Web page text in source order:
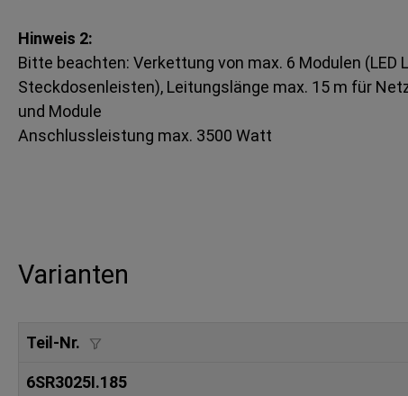
Hinweis 2:
Bitte beachten: Verkettung von max. 6 Modulen (LED
Steckdosenleisten), Leitungslänge max. 15 m für
und Module
Anschlussleistung max. 3500 Watt
Varianten
Teil-Nr.
6SR3025I.185